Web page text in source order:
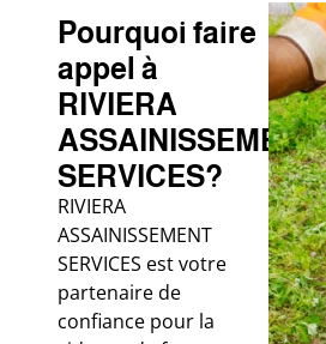
Pourquoi faire
appel à
RIVIERA
ASSAINISSEMENT
SERVICES?
RIVIERA
ASSAINISSEMENT
SERVICES est votre
partenaire de
confiance pour la